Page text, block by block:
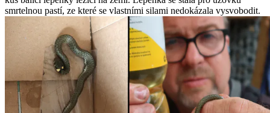
smrtelnou pastí, ze které se vlastními silami nedokázala vysvobodit.